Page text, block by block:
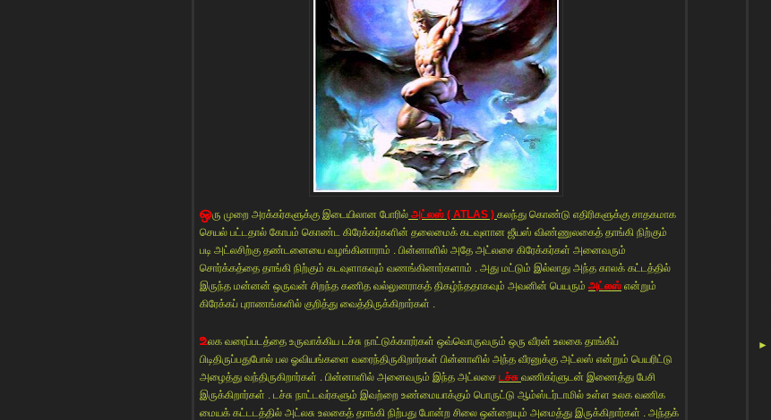
ஒரு முறை அரக்கர்களுக்கு இடையிலான போரில் அட்லஸ் ( ATLAS ) கலந்து கொண்டு எதிரிகளுக்கு சாதகமாக
செயல் பட்டதால் கோபம் கொண்ட கிரேக்கர்களின் தலைமைக் கடவுளான ஜீயஸ் விண்ணுலகைத் தாங்கி நிற்கும்
படி அட்லசிற்கு தண்டனையை வழங்கினாராம் . பின்னாளில் அதே அட்லசை கிரேக்கர்கள் அனைவரும்
சொர்க்கத்தை தாங்கி நிற்கும் கடவுளாகவும் வணங்கினார்களாம் . அது மட்டும் இல்லாது அந்த காலக் கட்டத்தில்
இருந்த மன்னன் ஒருவன் சிறந்த கணித வல்லுனராகத் திகழ்ந்ததாகவும் அவனின் பெயரும் அட்லஸ் என்றும்
கிரேக்கப் புராணங்களில் குறித்து வைத்திருக்கிறார்கள் .
உலக வரைப்படத்தை உருவாக்கிய டச்சு நாட்டுக்காரர்கள் ஒவ்வொருவரும் ஒரு வீரன் உலகை தாங்கிப்
பிடிதிருப்பதுபோல் பல ஓவியங்களை வரைந்திருகிறார்கள் பின்னாளில் அந்த வீரனுக்கு அட்லஸ் என்றும் பெயரிட்டு
அழைத்து வந்திருகிறார்கள் . பின்னாளில் அனைவரும் இந்த அட்லசை டச்சு வணிகர்ளுடன் இணைத்து பேசி
இருக்கிறார்கள் . டச்சு நாட்டவர்களும் இவற்றை உண்மையாக்கும் பொருட்டு ஆம்ஸ்டர்டாமில் உள்ள உலக வணிக
மையக் கட்டடத்தில் அட்லசு உலகைத் தாங்கி நிற்பது போன்ற சிலை ஒன்றையும் அமைத்து இருக்கிறார்கள் . அந்தக்
►